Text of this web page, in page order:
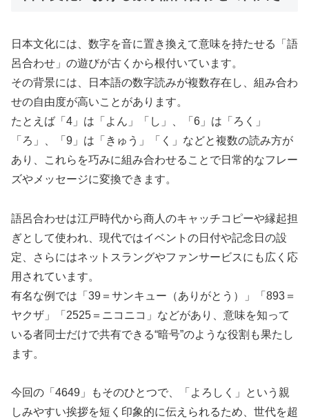
日本文化には、数字を音に置き換えて意味を持たせる「語
呂合わせ」の遊びが古くから根付いています。
その背景には、日本語の数字読みが複数存在し、組み合わ
せの自由度が高いことがあります。
たとえば「4」は「よん」「し」、「6」は「ろく」
「ろ」、「9」は「きゅう」「く」などと複数の読み方が
あり、これらを巧みに組み合わせることで日常的なフレー
ズやメッセージに変換できます。
語呂合わせは江戸時代から商人のキャッチコピーや縁起担
ぎとして使われ、現代ではイベントの日付や記念日の設
定、さらにはネットスラングやファンサービスにも広く応
用されています。
有名な例では「39＝サンキュー（ありがとう）」「893＝
ヤクザ」「2525＝ニコニコ」などがあり、意味を知って
いる者同士だけで共有できる“暗号”のような役割も果たし
ます。
今回の「4649」もそのひとつで、「よろしく」という親
しみやすい挨拶を短く印象的に伝えられるため、世代を超